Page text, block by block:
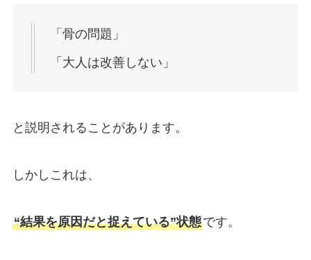
「骨の問題」
「大人は改善しない」
と説明されることがあります。
しかしこれは、
“結果を原因だと捉えている”状態です。